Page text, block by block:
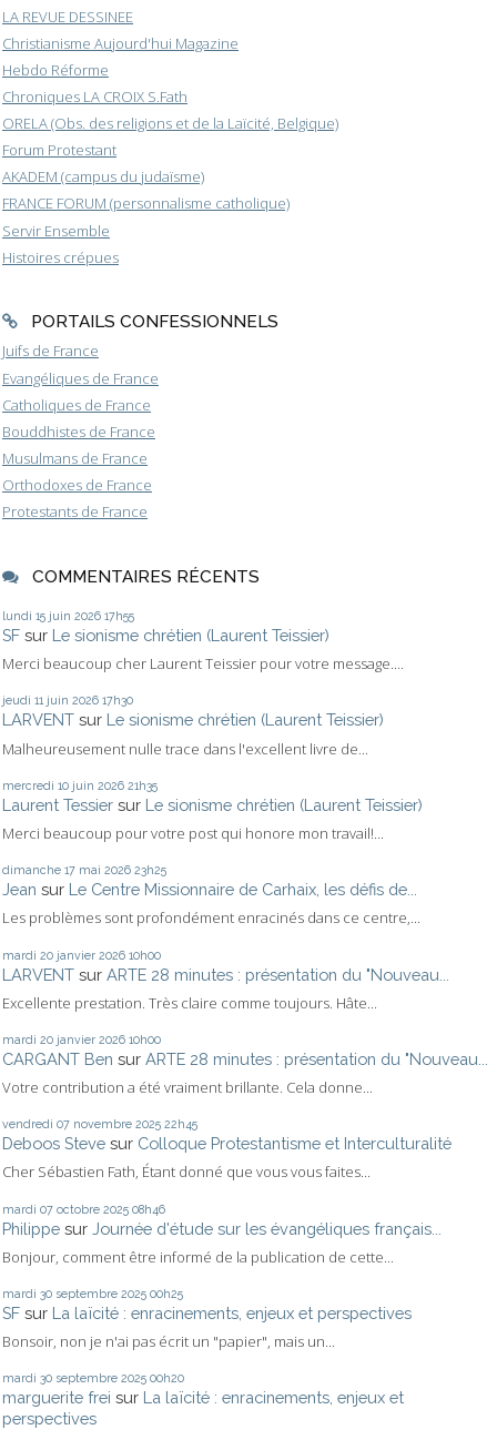
LA REVUE DESSINEE
Christianisme Aujourd'hui Magazine
Hebdo Réforme
Chroniques LA CROIX S.Fath
ORELA (Obs. des religions et de la Laïcité, Belgique)
Forum Protestant
AKADEM (campus du judaïsme)
FRANCE FORUM (personnalisme catholique)
Servir Ensemble
Histoires crépues
PORTAILS CONFESSIONNELS
Juifs de France
Evangéliques de France
Catholiques de France
Bouddhistes de France
Musulmans de France
Orthodoxes de France
Protestants de France
COMMENTAIRES RÉCENTS
lundi 15 juin 2026 17h55
SF sur Le sionisme chrétien (Laurent Teissier)
Merci beaucoup cher Laurent Teissier pour votre message....
jeudi 11 juin 2026 17h30
LARVENT sur Le sionisme chrétien (Laurent Teissier)
Malheureusement nulle trace dans l'excellent livre de...
mercredi 10 juin 2026 21h35
Laurent Tessier sur Le sionisme chrétien (Laurent Teissier)
Merci beaucoup pour votre post qui honore mon travail!...
dimanche 17 mai 2026 23h25
Jean sur Le Centre Missionnaire de Carhaix, les défis de...
Les problèmes sont profondément enracinés dans ce centre,...
mardi 20 janvier 2026 10h00
LARVENT sur ARTE 28 minutes : présentation du "Nouveau...
Excellente prestation. Très claire comme toujours. Hâte...
mardi 20 janvier 2026 10h00
CARGANT Ben sur ARTE 28 minutes : présentation du "Nouveau...
Votre contribution a été vraiment brillante. Cela donne...
vendredi 07 novembre 2025 22h45
Deboos Steve sur Colloque Protestantisme et Interculturalité
Cher Sébastien Fath, Étant donné que vous vous faites...
mardi 07 octobre 2025 08h46
Philippe sur Journée d'étude sur les évangéliques français...
Bonjour, comment être informé de la publication de cette...
mardi 30 septembre 2025 00h25
SF sur La laïcité : enracinements, enjeux et perspectives
Bonsoir, non je n'ai pas écrit un "papier", mais un...
mardi 30 septembre 2025 00h20
marguerite frei sur La laïcité : enracinements, enjeux et
perspectives